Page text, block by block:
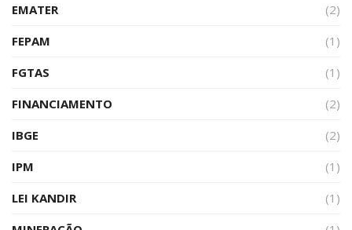
EMATER
(2)
FEPAM
(1)
FGTAS
(1)
FINANCIAMENTO
(2)
IBGE
(2)
IPM
(1)
LEI KANDIR
(1)